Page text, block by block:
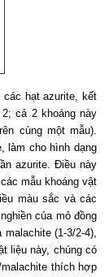
các hạt azurite, kết
cả 2 khoáng này
cùng một mẫu).
làm cho hình dạng
azurite. Điều này
mẫu khoáng vật
màu sắc và các
của mỏ đồng
(1-3/2-4),
liệu này, chúng có
thích hợp